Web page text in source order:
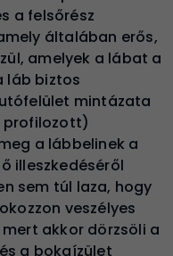
a felsőrész
általában erős,
amelyek a lábat a
láb biztos
mintázata
profilozott)
a lábbelinek a
illeszkedéséről
sem túl laza, hogy
veszélyes
akkor dörzsöli a
a bokaízület